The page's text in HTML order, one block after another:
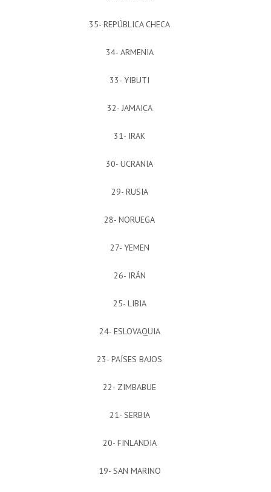
35- REPÚBLICA CHECA
34- ARMENIA
33- YIBUTI
32- JAMAICA
31- IRAK
30- UCRANIA
29- RUSIA
28- NORUEGA
27- YEMEN
26- IRÁN
25- LIBIA
24- ESLOVAQUIA
23- PAÍSES BAJOS
22- ZIMBABUE
21- SERBIA
20- FINLANDIA
19- SAN MARINO